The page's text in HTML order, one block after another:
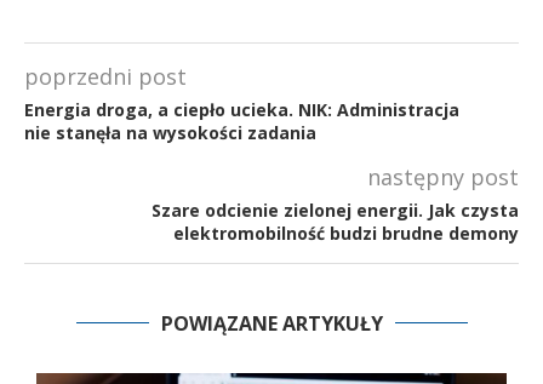
poprzedni post
Energia droga, a ciepło ucieka. NIK: Administracja
nie stanęła na wysokości zadania
następny post
Szare odcienie zielonej energii. Jak czysta
elektromobilność budzi brudne demony
POWIĄZANE ARTYKUŁY